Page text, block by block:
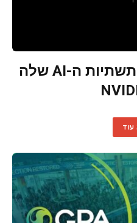
Meta מרחיבה את תשתיות ה-AI שלה
עוד